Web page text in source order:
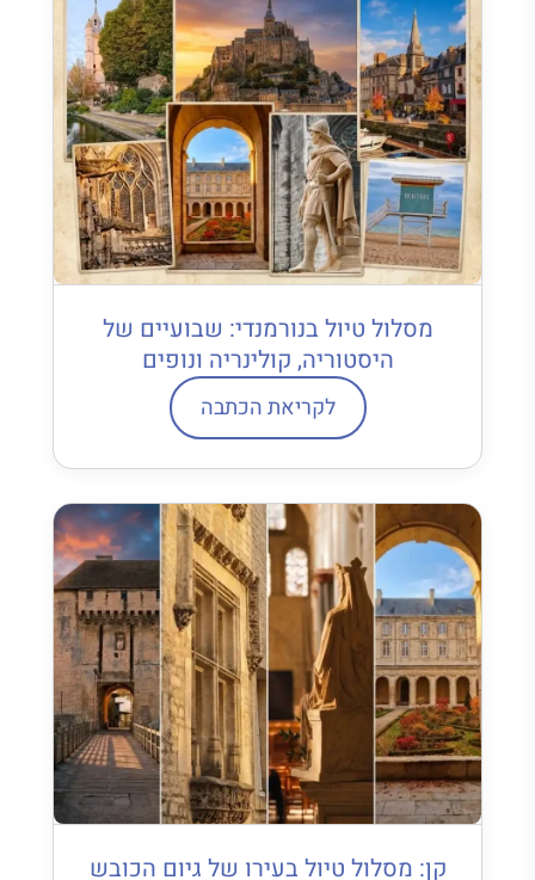
מסלול טיול בנורמנדי: שבועיים של
היסטוריה, קולינריה ונופים
לקריאת הכתבה
קן: מסלול טיול בעירו של גיום הכובש